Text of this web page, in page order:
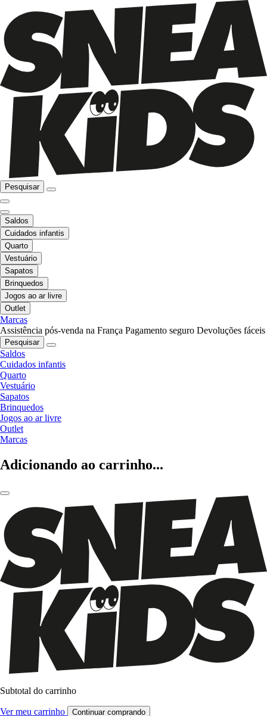
Pesquisar
Saldos
Cuidados infantis
Quarto
Vestuário
Sapatos
Brinquedos
Jogos ao ar livre
Outlet
Marcas
Assistência pós-venda na França Pagamento seguro Devoluções fáceis
Pesquisar
Saldos
Cuidados infantis
Quarto
Vestuário
Sapatos
Brinquedos
Jogos ao ar livre
Outlet
Marcas
Adicionando ao carrinho...
Subtotal do carrinho
Ver meu carrinho Continuar comprando